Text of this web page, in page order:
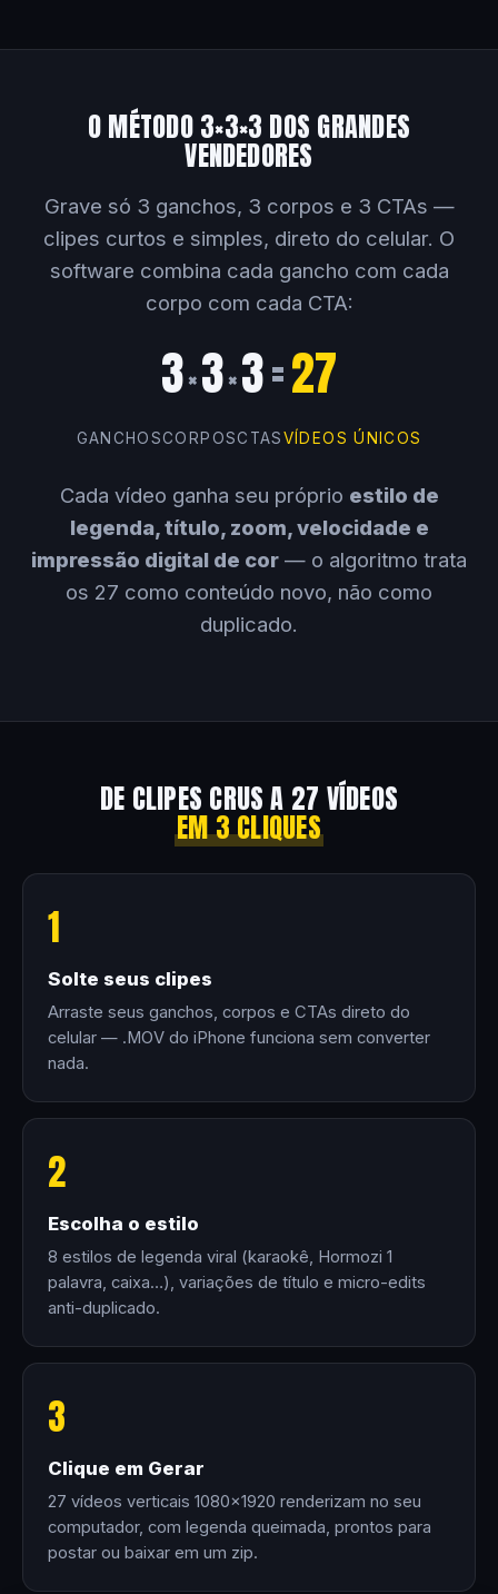
O MÉTODO 3×3×3 DOS GRANDES
VENDEDORES
Grave só 3 ganchos, 3 corpos e 3 CTAs —
clipes curtos e simples, direto do celular. O
software combina cada gancho com cada
corpo com cada CTA:
3×3×3=27
GANCHOSCORPOSCTASVÍDEOS ÚNICOS
Cada vídeo ganha seu próprio estilo de
legenda, título, zoom, velocidade e
impressão digital de cor — o algoritmo trata
os 27 como conteúdo novo, não como
duplicado.
DE CLIPES CRUS A 27 VÍDEOS
EM 3 CLIQUES
1
Solte seus clipes
Arraste seus ganchos, corpos e CTAs direto do
celular — .MOV do iPhone funciona sem converter
nada.
2
Escolha o estilo
8 estilos de legenda viral (karaokê, Hormozi 1
palavra, caixa…), variações de título e micro-edits
anti-duplicado.
3
Clique em Gerar
27 vídeos verticais 1080×1920 renderizam no seu
computador, com legenda queimada, prontos para
postar ou baixar em um zip.